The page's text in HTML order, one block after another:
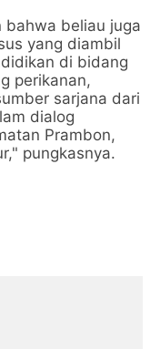
bahwa beliau juga
yang diambil
di bidang
perikanan,
sarjana dari
dialog
Prambon,
pungkasnya.